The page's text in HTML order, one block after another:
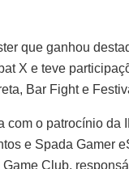
que ganhou
X e teve
Bar Fight e
com o patrocínio da
e Spada Gamer
Club,